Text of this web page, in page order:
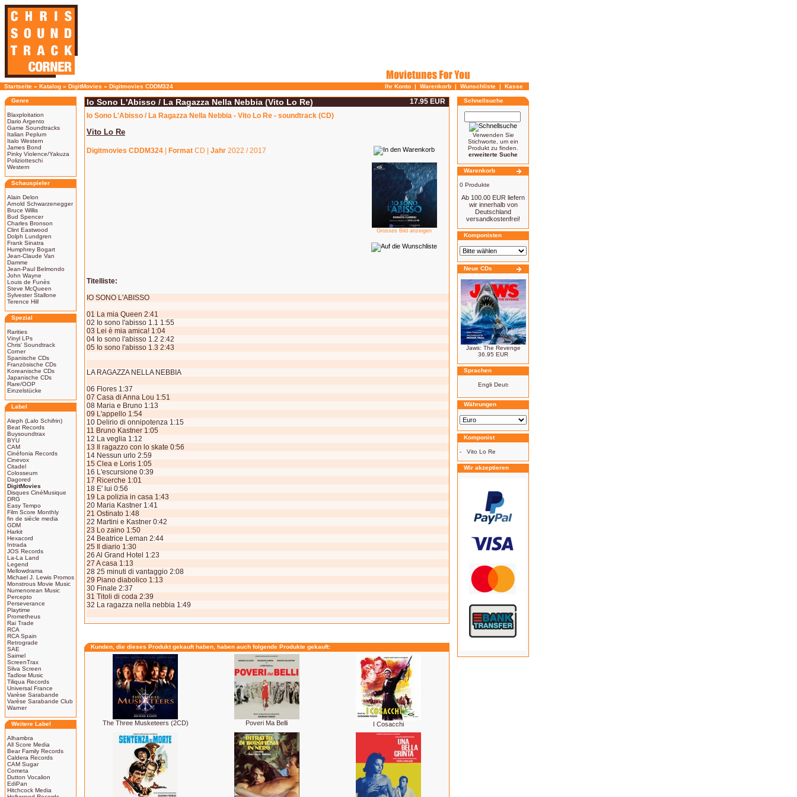
Startseite » Katalog » DigitMovies » Digitmovies CDDM324 Ihr Konto | Warenkorb | Wunschliste | Kasse
Genre
Blaxploitation
Dario Argento
Game Soundtracks
Italian Peplum
Italo Western
James Bond
Pinky Violence/Yakuza
Poliziotteschi
Western
Schauspieler
Alain Delon
Arnold Schwarzenegger
Bruce Willis
Bud Spencer
Charles Bronson
Clint Eastwood
Dolph Lundgren
Frank Sinatra
Humphrey Bogart
Jean-Claude Van
Damme
Jean-Paul Belmondo
John Wayne
Louis de Funès
Steve McQueen
Sylvester Stallone
Terence Hill
Spezial
Rarities
Vinyl LPs
Chris' Soundtrack
Corner
Spanische CDs
Französische CDs
Koreanische CDs
Japanische CDs
Rare/OOP
Einzelstücke
Label
Aleph (Lalo Schifrin)
Beat Records
Buysoundtrax
BYU
CAM
Cinéfonia Records
Cinevox
Citadel
Colosseum
Dagored
DigitMovies
Disques CinéMusique
DRG
Easy Tempo
Film Score Monthly
fin de siècle media
GDM
Harkit
Hexacord
Intrada
JOS Records
La-La Land
Legend
Mellowdrama
Michael J. Lewis Promos
Monstrous Movie Music
Numenorean Music
Percepto
Perseverance
Playtime
Prometheus
Rai Trade
RCA
RCA Spain
Retrograde
SAE
Saimel
ScreenTrax
Silva Screen
Tadlow Music
Tiliqua Records
Universal France
Varèse Sarabande
Varèse Sarabande Club
Warner
Weitere Label
Alhambra
All Score Media
Bear Family Records
Caldera Records
CAM Sugar
Cometa
Dutton Vocalion
EdiPan
Hitchcock Media
Io Sono L'Abisso / La Ragazza Nella Nebbia (Vito Lo Re)
17.95 EUR
Io Sono L'Abisso / La Ragazza Nella Nebbia - Vito Lo Re - soundtrack (CD)
Vito Lo Re
Digitmovies CDDM324 Format CD | Jahr 2022 / 2017
Grosses Bild anzeigen
Titelliste:
IO SONO L'ABISSO
01 La mia Queen 2:41
02 Io sono l'abisso 1.1 1:55
03 Lei è mia amica! 1:04
04 Io sono l'abisso 1.2 2:42
05 Io sono l'abisso 1.3 2:43
LA RAGAZZA NELLA NEBBIA
06 Flores 1:37
07 Casa di Anna Lou 1:51
08 Maria e Bruno 1:13
09 L'appello 1:54
10 Delirio di onnipotenza 1:15
11 Bruno Kastner 1:05
12 La veglia 1:12
13 Il ragazzo con lo skate 0:56
14 Nessun urlo 2:59
15 Clea e Loris 1:05
16 L'escursione 0:39
17 Ricerche 1:01
18 E' lui 0:56
19 La polizia in casa 1:43
20 Maria Kastner 1:41
21 Ostinato 1:48
22 Martini e Kastner 0:42
23 Lo zaino 1:50
24 Beatrice Leman 2:44
25 Il diario 1:30
26 Al Grand Hotel 1:23
27 A casa 1:13
28 25 minuti di vantaggio 2:08
29 Piano diabolico 1:13
30 Finale 2:37
31 Titoli di coda 2:39
32 La ragazza nella nebbia 1:49
Kunden, die dieses Produkt gekauft haben, haben auch folgende Produkte gekauft:
The Three Musketeers (2CD) Poveri Ma Belli I Cosacchi
Schnellsuche
Verwenden Sie
Stichworte, um ein
Produkt zu finden.
erweiterte Suche
Warenkorb
0 Produkte
Ab 100.00 EUR liefern
wir innerhalb von
Deutschland
versandkostenfrei!
Komponisten
Neue CDs
Jaws: The Revenge
36.95 EUR
Sprachen
Währungen
Komponist
- Vito Lo Re
Wir akzeptieren